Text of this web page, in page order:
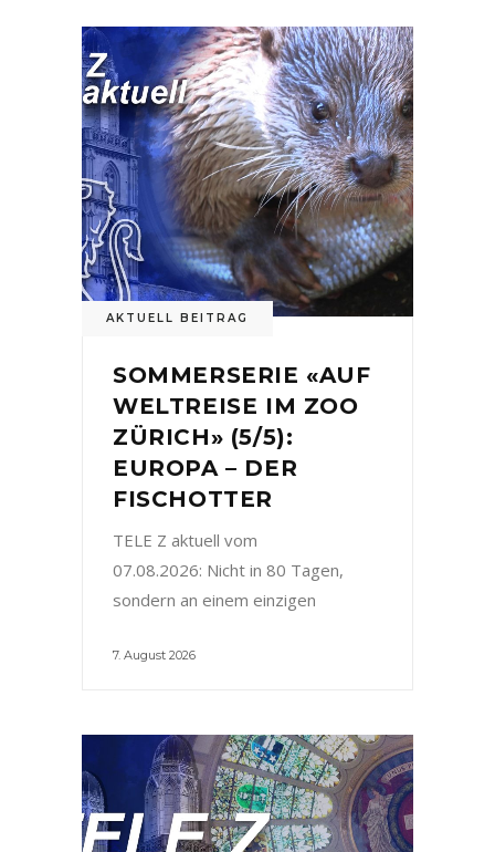
AKTUELL BEITRAG
SOMMERSERIE «AUF
WELTREISE IM ZOO
ZÜRICH» (5/5):
EUROPA – DER
FISCHOTTER
TELE Z aktuell vom
07.08.2026: Nicht in 80 Tagen,
sondern an einem einzigen
7. August 2026